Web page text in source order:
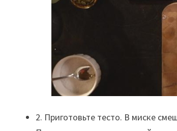
2. Приготовьте тесто. В миске